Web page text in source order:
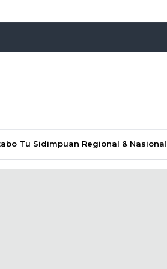
Tu Sidimpuan Regional & Nasional